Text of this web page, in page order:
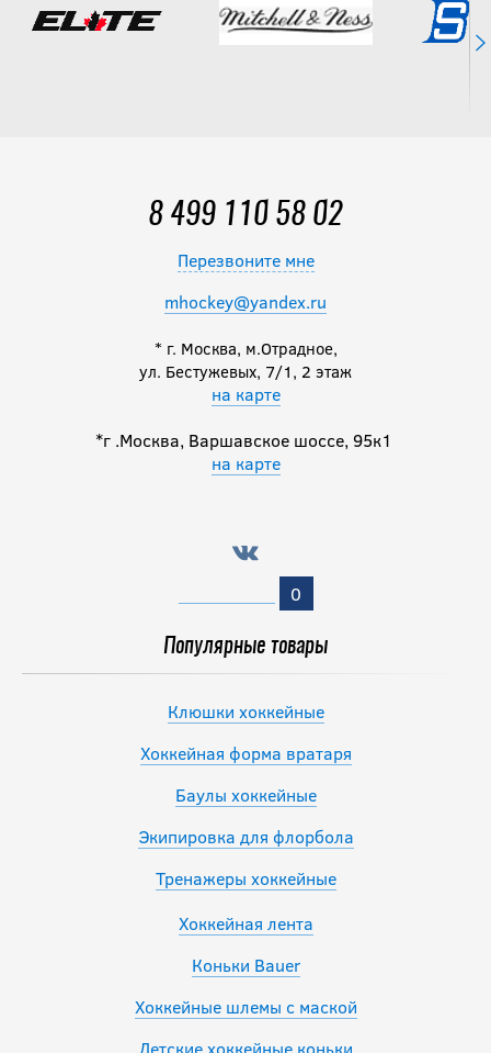
8 499 110 58 02
Перезвоните мне
mhockey@yandex.ru
* г. Москва, м.Отрадное,
ул. Бестужевых, 7/1, 2 этаж
на карте
*г .Москва, Варшавское шоссе, 95к1
на карте
0
Популярные товары
Клюшки хоккейные
Хоккейная форма вратаря
Баулы хоккейные
Экипировка для флорбола
Тренажеры хоккейные
Хоккейная лента
Коньки Bauer
Хоккейные шлемы с маской